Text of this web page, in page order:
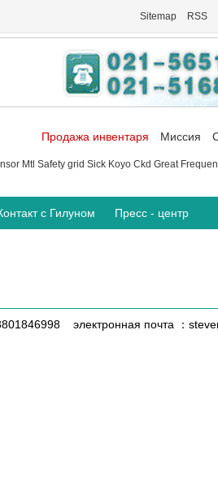
Sitemap RSS
Продажа инвентаря Миссия
Mtl Safety grid Sick Koyo Ckd Great
с Гилуном Пресс - центр
электронная почта ：